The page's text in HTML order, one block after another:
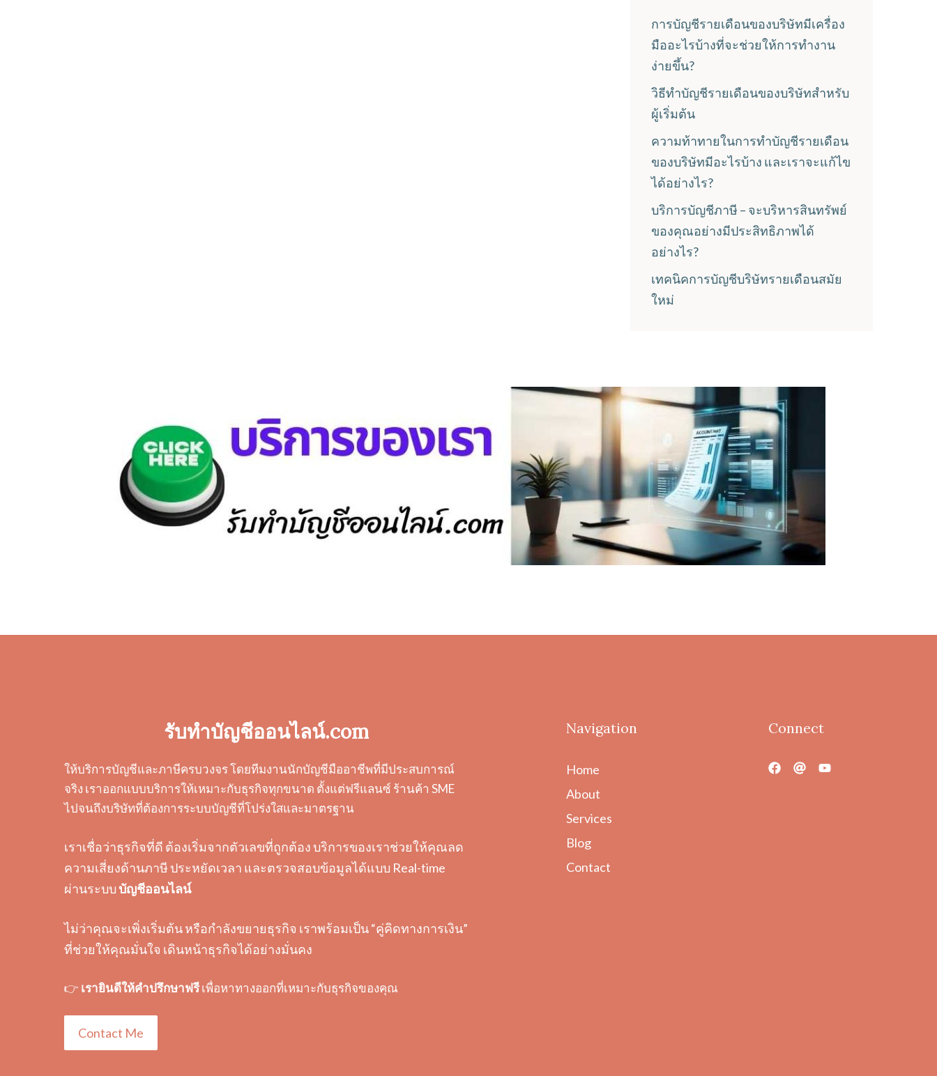
การบัญชีรายเดือนของบริษัทมีเครื่อง
มืออะไรบ้างที่จะช่วยให้การทำงาน
ง่ายขึ้น?
วิธีทำบัญชีรายเดือนของบริษัทสำหรับ
ผู้เริ่มต้น
ความท้าทายในการทำบัญชีรายเดือน
ของบริษัทมีอะไรบ้าง และเราจะแก้ไข
ได้อย่างไร?
บริการบัญชีภาษี – จะบริหารสินทรัพย์
ของคุณอย่างมีประสิทธิภาพได้
อย่างไร?
เทคนิคการบัญชีบริษัทรายเดือนสมัย
ใหม่
รับทำบัญชีออนไลน์.com
ให้บริการบัญชีและภาษีครบวงจร โดยทีมงานนักบัญชีมืออาชีพที่มีประสบการณ์
จริง เราออกแบบบริการให้เหมาะกับธุรกิจทุกขนาด ตั้งแต่ฟรีแลนซ์ ร้านค้า SME
ไปจนถึงบริษัทที่ต้องการระบบบัญชีที่โปร่งใสและมาตรฐาน
เราเชื่อว่าธุรกิจที่ดี ต้องเริ่มจากตัวเลขที่ถูกต้อง บริการของเราช่วยให้คุณลด
ความเสี่ยงด้านภาษี ประหยัดเวลา และตรวจสอบข้อมูลได้แบบ Real-time
ผ่านระบบบัญชีออนไลน์
ไม่ว่าคุณจะเพิ่งเริ่มต้น หรือกำลังขยายธุรกิจ เราพร้อมเป็น “คู่คิดทางการเงิน”
ที่ช่วยให้คุณมั่นใจ เดินหน้าธุรกิจได้อย่างมั่นคง
👉 เรายินดีให้คำปรึกษาฟรีเพื่อหาทางออกที่เหมาะกับธุรกิจของคุณ
Contact Me
Navigation
Home
About
Services
Blog
Contact
Connect